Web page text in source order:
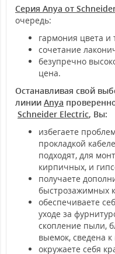
Серия Anya от
очередь:
гармония цвета и
сочетание
безупречно
цена.
Останавливая свой
линии Anya
Schneider Electric, Вы:
избегаете
прокладкой
подходят, для
кирпичных, и
получаете
быстрозажимных
обеспечиваете
уходе за
скопление пыли,
выемок, сведена
окружаете себя